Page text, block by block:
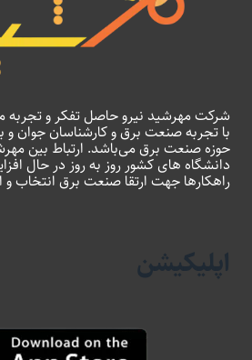
شرکت مهرشید نیرو حاصل تفکر و
با تجربه صنعت برق و کارشناسان جوان و
حوزه صنعت برق می‌باشد. ارتباط بین
دانشگاه های کشور روز به روز در حال
راهکارها جهت ارتقا صنعت برق انتخاب و
اپلیکیشن